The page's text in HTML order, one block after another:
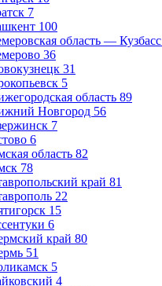
7
100
область — Кузбасс
36
31
5
область 89
Новгород 56
7
6
область 82
78
край 81
22
15
6
край 80
51
5
4